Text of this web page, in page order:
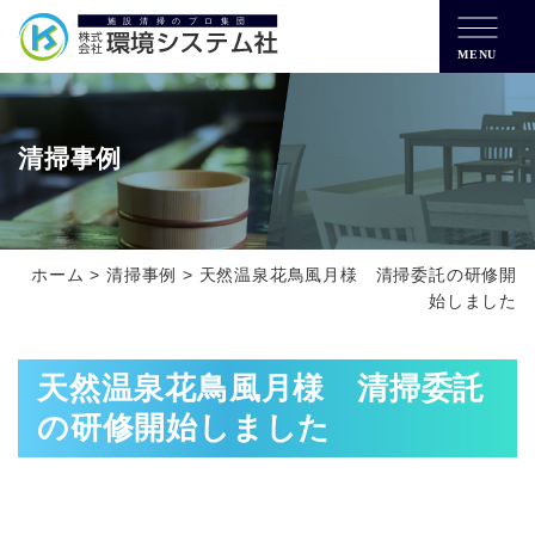
MENU
清掃事例
ホーム > 清掃事例 > 天然温泉花鳥風月様 清掃委託の研修開
始しました
天然温泉花鳥風月様 清掃委託
の研修開始しました